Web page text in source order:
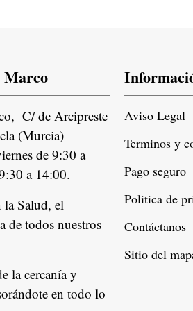
C/ de Arcipreste
(Murcia)
de 9:30 a
a 14:00.
Salud, el
de todos nuestros
la cercanía y
en todo lo
Aviso Legal
Terminos y
Pago seguro
Politica de
Contáctanos
Sitio del